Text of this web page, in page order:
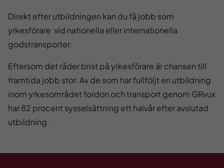
Direkt efter utbildningen kan du få jobb som
yrkesförare vid nationella eller internationella
godstransporter.
Eftersom det råder brist på yrkesförare är chansen till
framtida jobb stor. Av de som har fullföljt en utbildning
inom yrkesområdet fordon och transport genom GRvux
har 82 procent sysselsättning ett halvår efter avslutad
utbildning.